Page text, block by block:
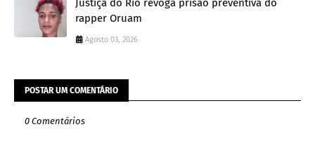
Justiça do Rio revoga prisão preventiva do
rapper Oruam
Agosto 03, 2026
POSTAR UM COMENTÁRIO
0 Comentários